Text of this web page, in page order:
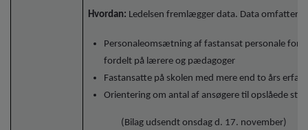
Hvordan: Ledelsen fremlægger data. Data omfatter:
Personaleomsætning af fastansat personale
fordelt på lærere og pædagoger
Fastansatte på skolen med mere end to års
Orientering om antal af ansøgere til opslåede
(Bilag udsendt onsdag d. 17. november)